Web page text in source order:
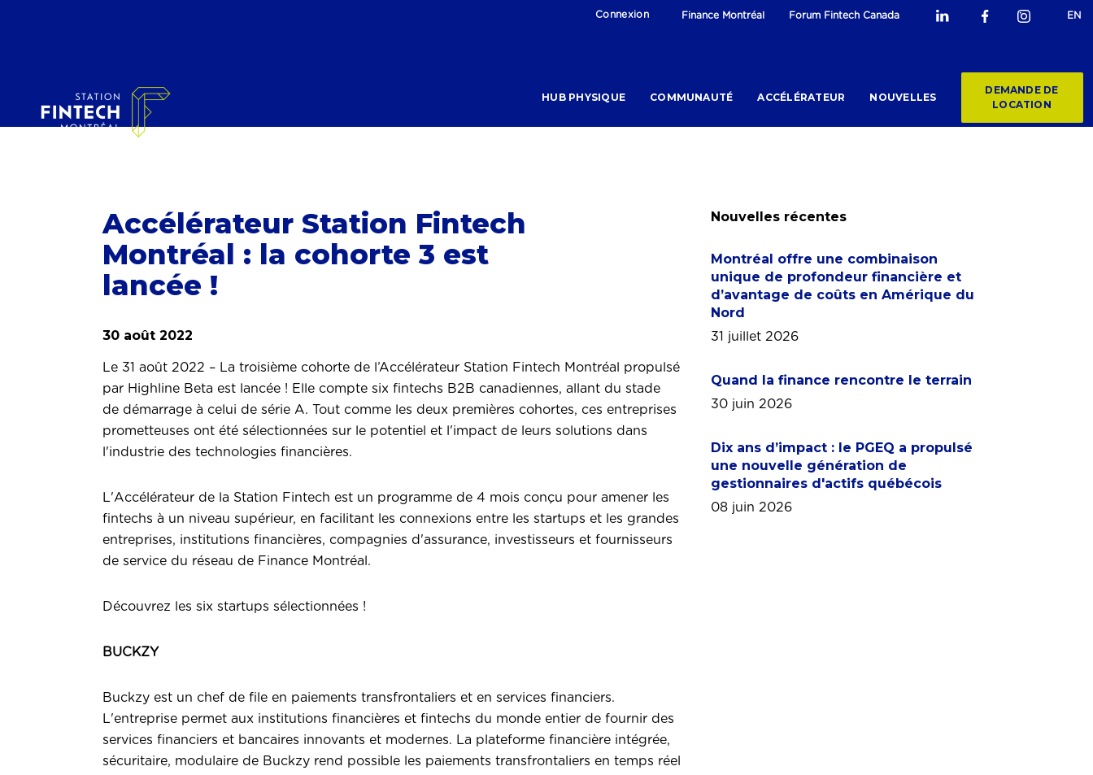
Finance Montréal Forum Fintech Canada
Connexion EN
HUB PHYSIQUE COMMUNAUTÉ ACCÉLÉRATEUR NOUVELLES
DEMANDE DE
LOCATION
Accélérateur Station Fintech
Montréal : la cohorte 3 est
lancée !
30 août 2022
Le 31 août 2022 – La troisième cohorte de l’Accélérateur Station Fintech Montréal propulsé
par Highline Beta est lancée ! Elle compte six fintechs B2B canadiennes, allant du stade
de démarrage à celui de série A. Tout comme les deux premières cohortes, ces entreprises
prometteuses ont été sélectionnées sur le potentiel et l'impact de leurs solutions dans
l'industrie des technologies financières.
L'Accélérateur de la Station Fintech est un programme de 4 mois conçu pour amener les
fintechs à un niveau supérieur, en facilitant les connexions entre les startups et les grandes
entreprises, institutions financières, compagnies d'assurance, investisseurs et fournisseurs
de service du réseau de Finance Montréal.
Découvrez les six startups sélectionnées !
BUCKZY
Buckzy est un chef de file en paiements transfrontaliers et en services financiers.
L'entreprise permet aux institutions financières et fintechs du monde entier de fournir des
services financiers et bancaires innovants et modernes. La plateforme financière intégrée,
sécuritaire, modulaire de Buckzy rend possible les paiements transfrontaliers en temps réel
Nouvelles récentes
Montréal offre une combinaison
unique de profondeur financière et
d’avantage de coûts en Amérique du
Nord
31 juillet 2026
Quand la finance rencontre le terrain
30 juin 2026
Dix ans d’impact : le PGEQ a propulsé
une nouvelle génération de
gestionnaires d'actifs québécois
08 juin 2026